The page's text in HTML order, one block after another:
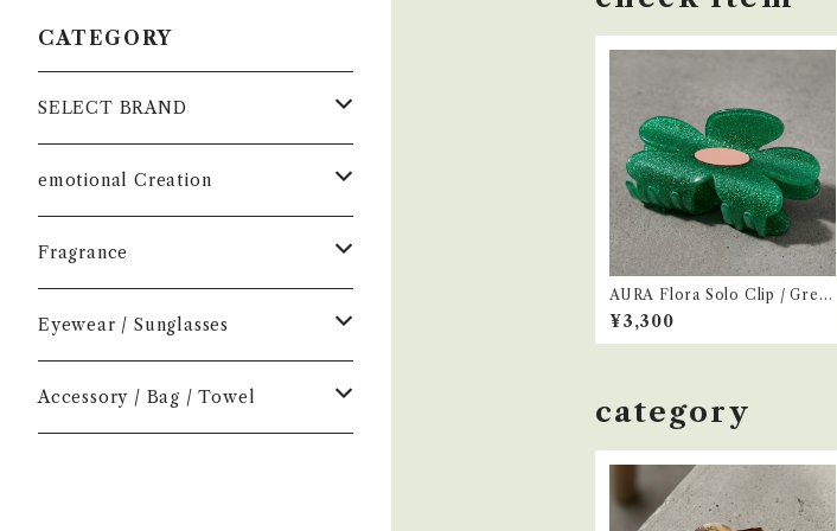
AURA Flora Solo Clip / Gree
n
¥3,300
category
CATEGORY
SELECT BRAND
çanoma
香水
お香
Earl of East
Air Freshener
Home Mist
Melt
DIVE
NEW.eyewear
emotional Creation
Vintage
Fragrance
Accessory
Fragrance
Perfume
Incense
Eyewear / Sunglasses
Color Lens
Accessory / Bag / Towel